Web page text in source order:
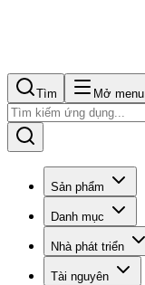
Tìm Mở menu
Sản phẩm
Danh mục
Nhà phát triển
Tài nguyên